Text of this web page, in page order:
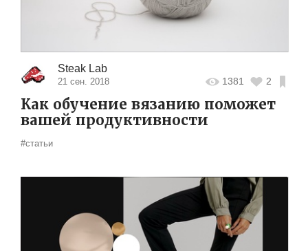
Steak Lab
21 сен. 2018 1381 2
Как обучение вязанию поможет
вашей продуктивности
#статьи